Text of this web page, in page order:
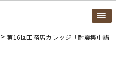
>第16回工務店カレッジ「耐震集中講